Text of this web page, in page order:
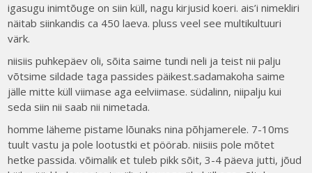
igasugu inimtõuge on siin küll, nagu kirjusid koeri. ais’i nimekliri
näitab siinkandis ca 450 laeva. pluss veel see multikultuuri
värk.
niisiis puhkepäev oli, sõita saime tundi neli ja teist nii palju
võtsime sildade taga passides päikest.sadamakoha saime
jälle mitte küll viimase aga eelviimase. südalinn, niipalju kui
seda siin nii saab nii nimetada.
homme läheme pistame lõunaks nina põhjamerele. 7-10ms
tuult vastu ja pole lootustki et pöörab. niisiis pole mõtet
hetke passida. võimalik et tuleb pikk sõit, 3-4 päeva jutti, jõud